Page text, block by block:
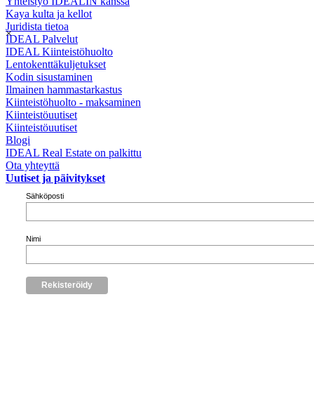
×
Kaya kulta ja kellot
Juridista tietoa
IDEAL Palvelut
IDEAL Kiinteistöhuolto
Lentokenttäkuljetukset
Kodin sisustaminen
Ilmainen hammastarkastus
Kiinteistöhuolto - maksaminen
Kiinteistöuutiset
Kiinteistöuutiset
Blogi
IDEAL Real Estate on palkittu
Ota yhteyttä
Uutiset ja päivitykset
Sähköposti
Nimi